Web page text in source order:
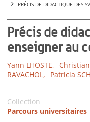
PRÉCIS DE DIDACTIQUE DES
Précis de
enseigner au
Yann LHOSTE,
RAVACHOL,
Patricia
Collection
Parcours universitaires